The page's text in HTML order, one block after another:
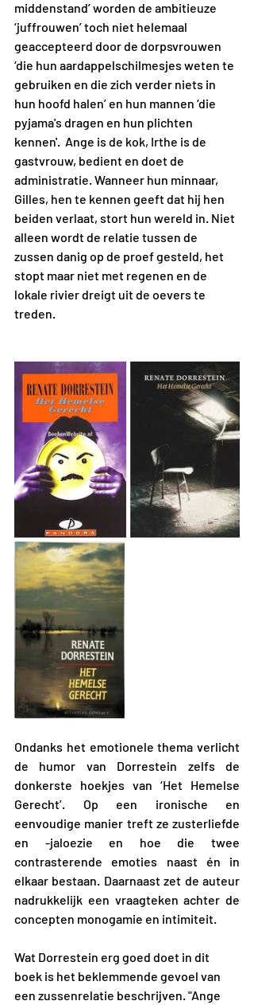
middenstand’ worden de ambitieuze
‘juffrouwen’ toch niet helemaal
geaccepteerd door de dorpsvrouwen
‘die hun aardappelschilmesjes weten te
gebruiken en die zich verder niets in
hun hoofd halen’ en hun mannen ‘die
pyjama's dragen en hun plichten
kennen'.  Ange is de kok, Irthe is de
gastvrouw, bedient en doet de
administratie. Wanneer hun minnaar,
Gilles, hen te kennen geeft dat hij hen
beiden verlaat, stort hun wereld in. Niet
alleen wordt de relatie tussen de
zussen danig op de proef gesteld, het
stopt maar niet met regenen en de
lokale rivier dreigt uit de oevers te
treden.
Ondanks het emotionele thema verlicht
de humor van Dorrestein zelfs de
donkerste hoekjes van ‘Het Hemelse
Gerecht’. Op een ironische en
eenvoudige manier treft ze zusterliefde
en -jaloezie en hoe die twee
contrasterende emoties naast én in
elkaar bestaan. Daarnaast zet de auteur
nadrukkelijk een vraagteken achter de
concepten monogamie en intimiteit.
Wat Dorrestein erg goed doet in dit
boek is het beklemmende gevoel van
een zussenrelatie beschrijven. "Ange